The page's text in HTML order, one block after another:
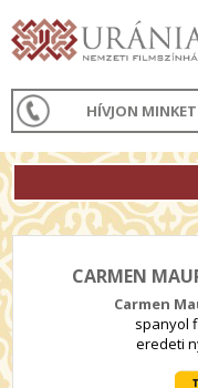
HÍVJON MINKET
CARMEN
Carmen
spanyol
eredeti